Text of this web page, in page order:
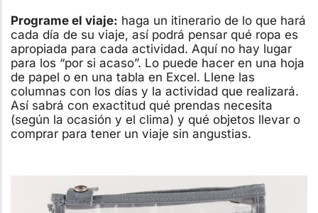
Programe el viaje: haga un itinerario de lo que hará
cada día de su viaje, así podrá pensar qué ropa es
apropiada para cada actividad. Aquí no hay lugar
para los “por si acaso”. Lo puede hacer en una hoja
de papel o en una tabla en Excel. Llene las
columnas con los días y la actividad que realizará.
Así sabrá con exactitud qué prendas necesita
(según la ocasión y el clima) y qué objetos llevar o
comprar para tener un viaje sin angustias.